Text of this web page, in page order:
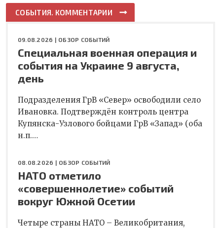
СОБЫТИЯ. КОММЕНТАРИИ
09.08.2026 | ОБЗОР СОБЫТИЙ
Специальная военная операция и
события на Украине 9 августа,
день
Подразделения ГрВ «Север» освободили село
Ивановка. Подтверждён контроль центра
Купянска-Узлового бойцами ГрВ «Запад» (оба
н.п.…
08.08.2026 | ОБЗОР СОБЫТИЙ
НАТО отметило
«совершеннолетие» событий
вокруг Южной Осетии
Четыре страны НАТО – Великобритания,